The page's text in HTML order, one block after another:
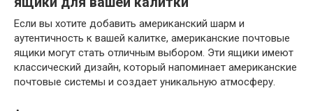
Если вы хотите добавить американский шарм и
аутентичность к вашей калитке, американские почтовые
ящики могут стать отличным выбором. Эти ящики имеют
классический дизайн, который напоминает американские
почтовые системы и создает уникальную атмосферу.